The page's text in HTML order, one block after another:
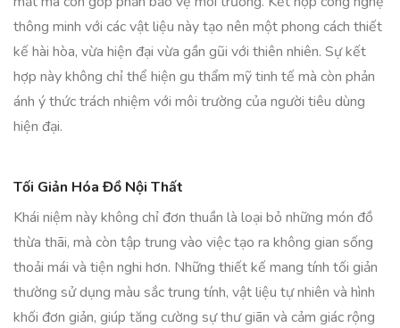
thông minh với các vật liệu này tạo nên một phong cách thiết
kế hài hòa, vừa hiện đại vừa gần gũi với thiên nhiên. Sự kết
hợp này không chỉ thể hiện gu thẩm mỹ tinh tế mà còn phản
ánh ý thức trách nhiệm với môi trường của người tiêu dùng
hiện đại.
Tối Giản Hóa Đồ Nội Thất
Khái niệm này không chỉ đơn thuần là loại bỏ những món đồ
thừa thãi, mà còn tập trung vào việc tạo ra không gian sống
thoải mái và tiện nghi hơn. Những thiết kế mang tính tối giản
thường sử dụng màu sắc trung tính, vật liệu tự nhiên và hình
khối đơn giản, giúp tăng cường sự thư giãn và cảm giác rộng